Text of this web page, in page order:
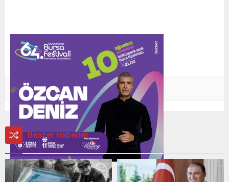
Bir,eğitim,kadın, Nilüfer Nilüfer Belediye
Benzer Haberler